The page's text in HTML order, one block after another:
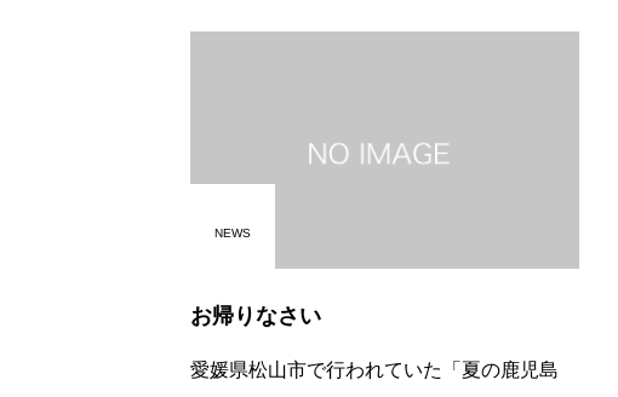
また挑戦してくれるとのコト
NEWS
お帰りなさい
愛媛県松山市で行われていた「夏の鹿児島